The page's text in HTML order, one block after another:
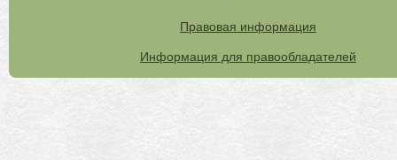
Правовая информация
Информация для правообладателей